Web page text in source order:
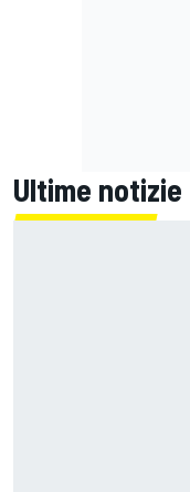
Ultime notizie